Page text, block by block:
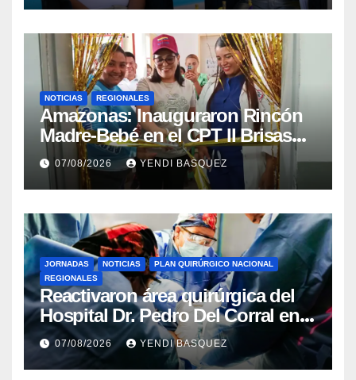
NOTICIAS REGIONALES
​Amazonas: Inauguraron Rincón
Madre-Bebé en el CPT II Brisas
del Aeropuerto ​Inauguraron
Rincón
07/08/2026 YENDI BASQUEZ
JORNADAS NOTICIAS
PLAN QUIRÚRGICO NACIONAL
REGIONALES
Reactivaron área quirúrgica del
Hospital Dr. Pedro Del Corral en
Guárico
07/08/2026 YENDI BASQUEZ